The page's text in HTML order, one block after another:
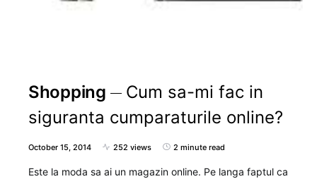
Shopping
Cum sa-mi fac in
siguranta cumparaturile online?
October 15, 2014 252 views 2 minute read
Este la moda sa ai un magazin online. Pe langa faptul ca